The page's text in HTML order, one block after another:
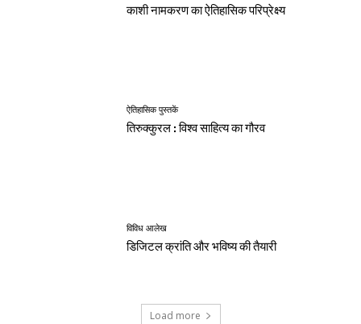
काशी नामकरण का ऐतिहासिक परिप्रेक्ष्य
ऐतिहासिक पुस्तकें
तिरुक्कुरल : विश्व साहित्य का गौरव
विविध आलेख
डिजिटल क्रांति और भविष्य की तैयारी
Load more